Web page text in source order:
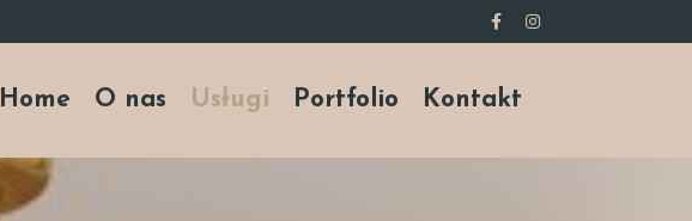
Home O nas Usługi Portfolio Kontakt